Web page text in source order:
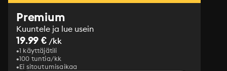
Premium
Kuuntele ja lue usein
19.99 € /kk
1 käyttäjätili
100 tuntia/kk
Ei sitoutumisaikaa